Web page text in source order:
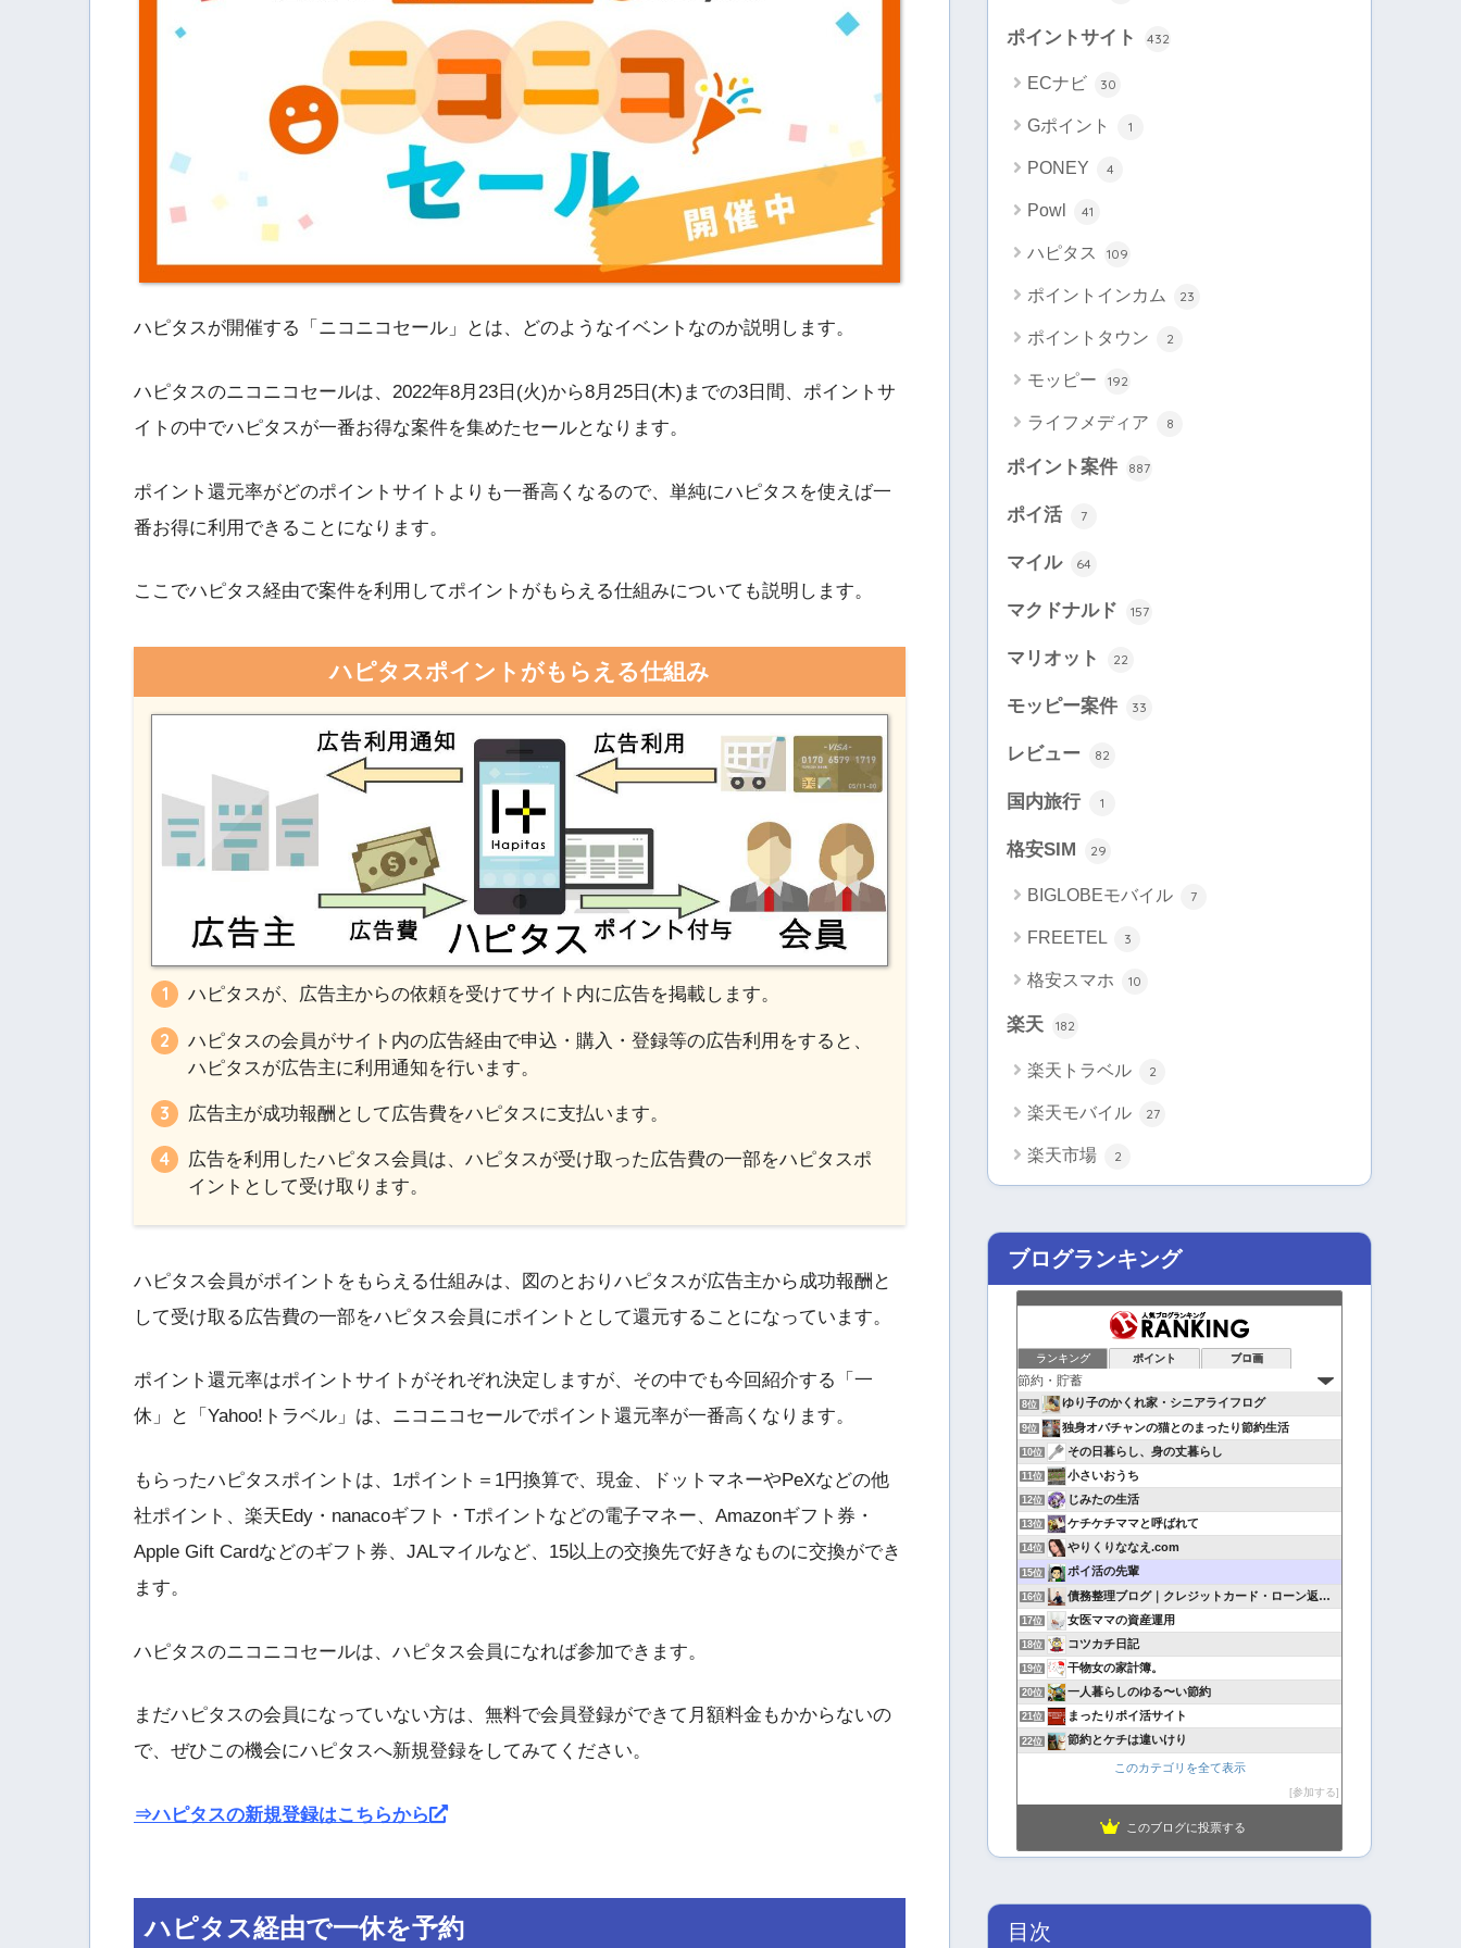
ハピタスが開催する「ニコニコセール」とは、どのようなイベントなのか説明します。
ハピタスのニコニコセールは、2022年8月23日(火)から8月25日(木)までの3日間、ポイントサ
イトの中でハピタスが一番お得な案件を集めたセールとなります。
ポイント還元率がどのポイントサイトよりも一番高くなるので、単純にハピタスを使えば一
番お得に利用できることになります。
ここでハピタス経由で案件を利用してポイントがもらえる仕組みについても説明します。
ハピタスポイントがもらえる仕組み
ハピタスが、広告主からの依頼を受けてサイト内に広告を掲載します。
ハピタスの会員がサイト内の広告経由で申込・購入・登録等の広告利用をすると、
ハピタスが広告主に利用通知を行います。
広告主が成功報酬として広告費をハピタスに支払います。
広告を利用したハピタス会員は、ハピタスが受け取った広告費の一部をハピタスポ
イントとして受け取ります。
ハピタス会員がポイントをもらえる仕組みは、図のとおりハピタスが広告主から成功報酬と
して受け取る広告費の一部をハピタス会員にポイントとして還元することになっています。
ポイント還元率はポイントサイトがそれぞれ決定しますが、その中でも今回紹介する「一
休」と「Yahoo!トラベル」は、ニコニコセールでポイント還元率が一番高くなります。
もらったハピタスポイントは、1ポイント＝1円換算で、現金、ドットマネーやPeXなどの他
社ポイント、楽天Edy・nanacoギフト・Tポイントなどの電子マネー、Amazonギフト券・
Apple Gift Cardなどのギフト券、JALマイルなど、15以上の交換先で好きなものに交換ができ
ます。
ハピタスのニコニコセールは、ハピタス会員になれば参加できます。
まだハピタスの会員になっていない方は、無料で会員登録ができて月額料金もかからないの
で、ぜひこの機会にハピタスへ新規登録をしてみてください。
⇒ハピタスの新規登録はこちらから
ハピタス経由で一休を予約
ポイントサイト 432
ECナビ 30
Gポイント 1
PONEY 4
Powl 41
ハピタス 109
ポイントインカム 23
ポイントタウン 2
モッピー 192
ライフメディア 8
ポイント案件 887
ポイ活 7
マイル 64
マクドナルド 157
マリオット 22
モッピー案件 33
レビュー 82
国内旅行 1
格安SIM 29
BIGLOBEモバイル 7
FREETEL 3
格安スマホ 10
楽天 182
楽天トラベル 2
楽天モバイル 27
楽天市場 2
ブログランキング
ランキング ポイント ブロ画
8位 ゆり子のかくれ家・シニアライフログ
9位 独身オバチャンの猫とのまったり節約生活
10位 その日暮らし、身の丈暮らし
11位 小さいおうち
12位 じみたの生活
13位 ケチケチママと呼ばれて
14位 やりくりななえ.com
15位 ポイ活の先輩
16位 債務整理ブログ｜クレジットカード・ローン返済で悩んでいる方へ
17位 女医ママの資産運用
18位 コツカチ日記
19位 干物女の家計簿。
20位 一人暮らしのゆる〜い節約
21位 まったりポイ活サイト
22位 節約とケチは違いけり
このカテゴリを全て表示
参加する
このブログに投票する
目次